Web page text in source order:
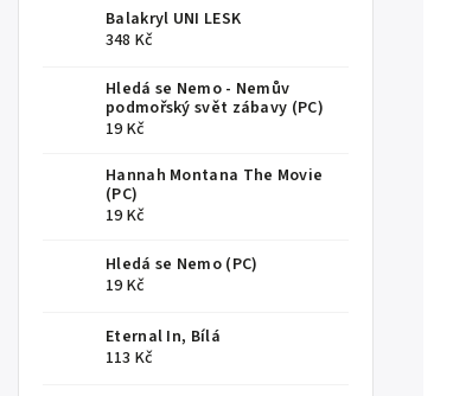
Balakryl UNI LESK
348 Kč
Hledá se Nemo - Nemův
podmořský svět zábavy (PC)
19 Kč
Hannah Montana The Movie
(PC)
19 Kč
Hledá se Nemo (PC)
19 Kč
Eternal In, Bílá
113 Kč